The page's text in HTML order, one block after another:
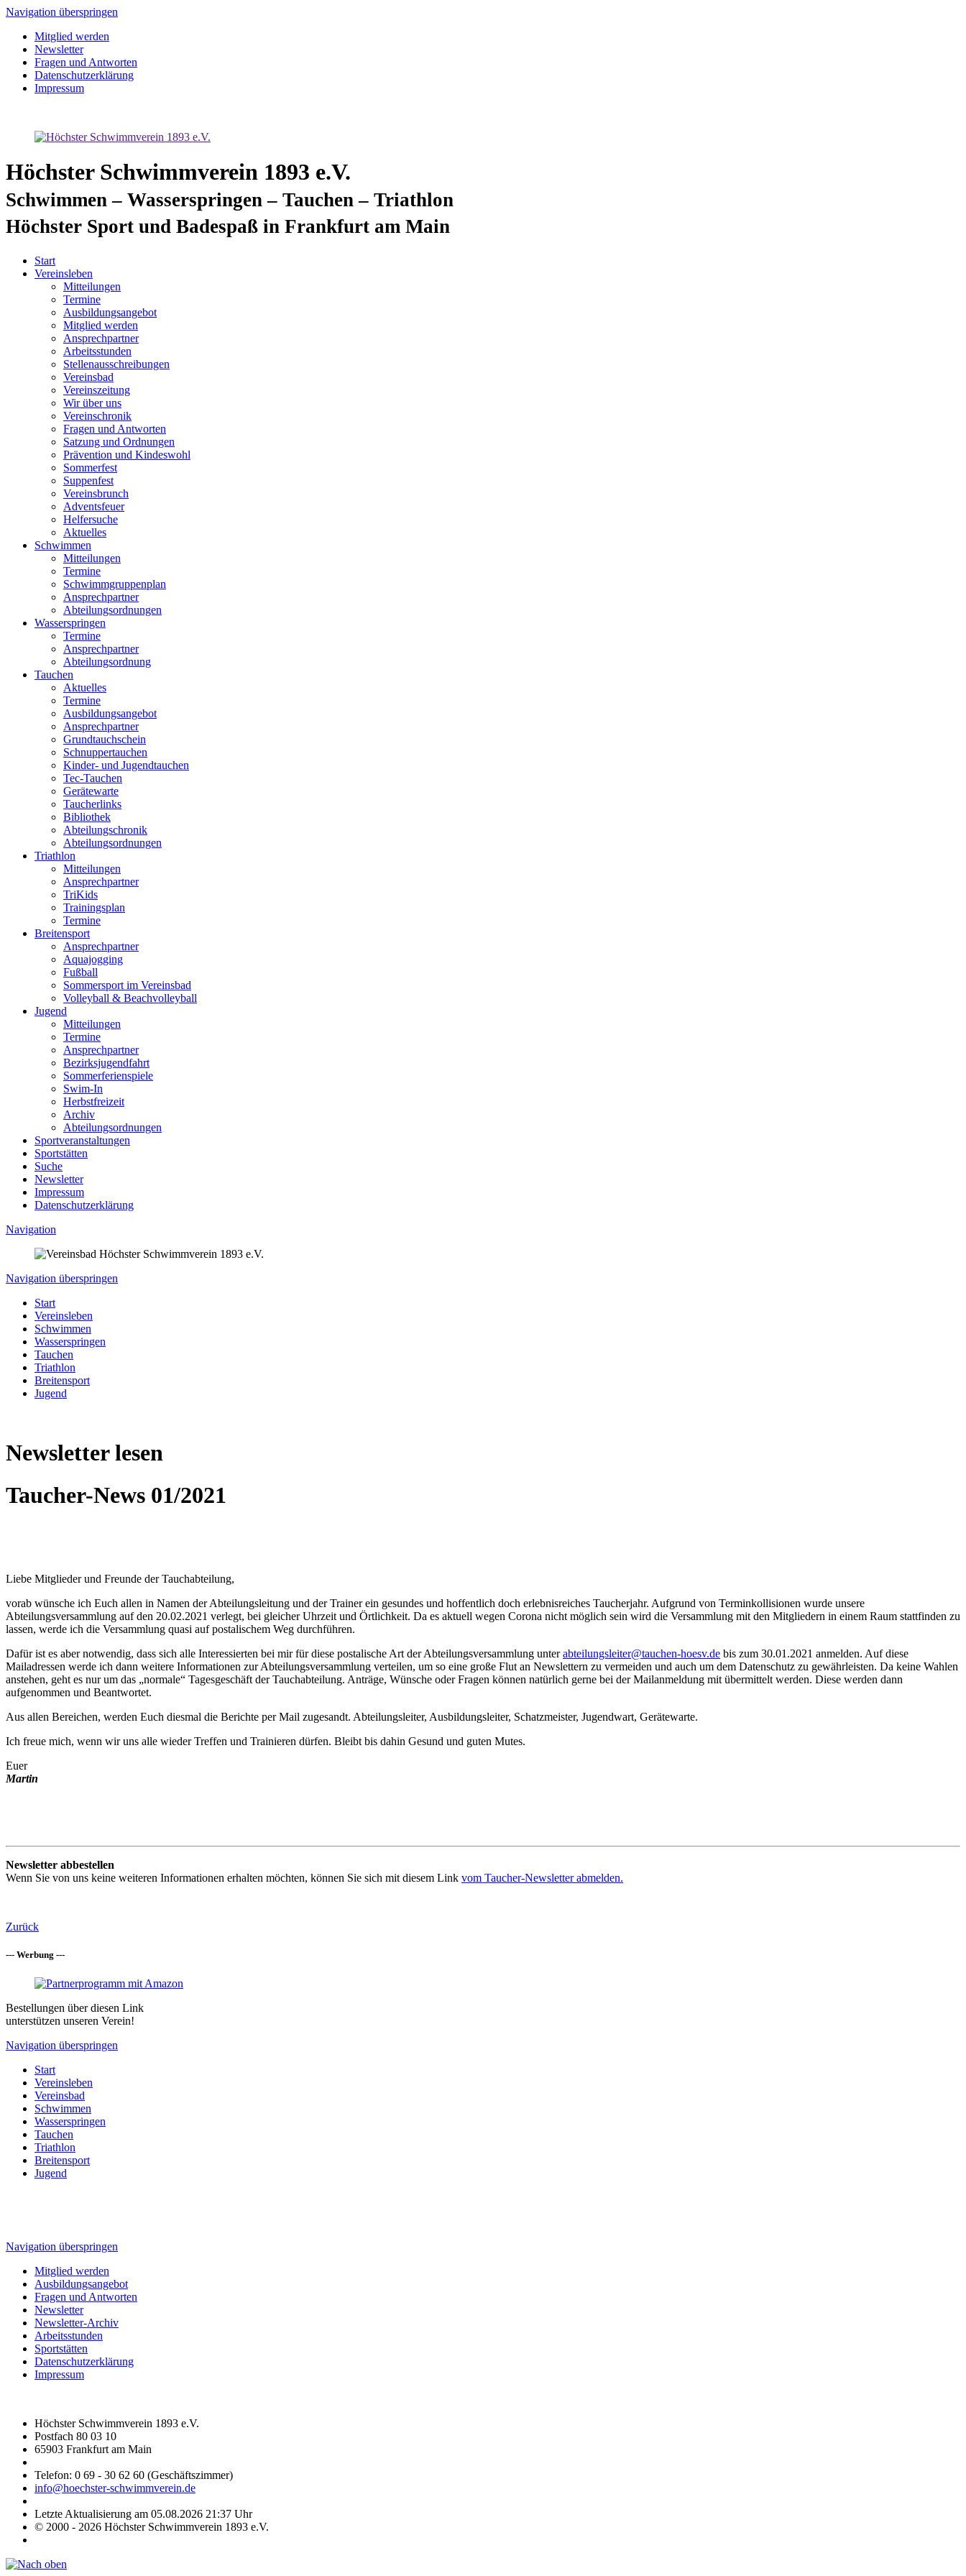
Navigation überspringen
Mitglied werden
Newsletter
Fragen und Antworten
Datenschutzerklärung
Impressum
Höchster Schwimmverein 1893 e.V.
Schwimmen – Wasserspringen – Tauchen – Triathlon
Höchster Sport und Badespaß in Frankfurt am Main
Start
Vereinsleben
Mitteilungen
Termine
Ausbildungsangebot
Mitglied werden
Ansprechpartner
Arbeitsstunden
Stellenausschreibungen
Vereinsbad
Vereinszeitung
Wir über uns
Vereinschronik
Fragen und Antworten
Satzung und Ordnungen
Prävention und Kindeswohl
Sommerfest
Suppenfest
Vereinsbrunch
Adventsfeuer
Helfersuche
Aktuelles
Schwimmen
Mitteilungen
Termine
Schwimmgruppenplan
Ansprechpartner
Abteilungsordnungen
Wasserspringen
Termine
Ansprechpartner
Abteilungsordnung
Tauchen
Aktuelles
Termine
Ausbildungsangebot
Ansprechpartner
Grundtauchschein
Schnuppertauchen
Kinder- und Jugendtauchen
Tec-Tauchen
Gerätewarte
Taucherlinks
Bibliothek
Abteilungschronik
Abteilungsordnungen
Triathlon
Mitteilungen
Ansprechpartner
TriKids
Trainingsplan
Termine
Breitensport
Ansprechpartner
Aquajogging
Fußball
Sommersport im Vereinsbad
Volleyball & Beachvolleyball
Jugend
Mitteilungen
Termine
Ansprechpartner
Bezirksjugendfahrt
Sommerferienspiele
Swim-In
Herbstfreizeit
Archiv
Abteilungsordnungen
Sportveranstaltungen
Sportstätten
Suche
Newsletter
Impressum
Datenschutzerklärung
Navigation
Navigation überspringen
Start
Vereinsleben
Schwimmen
Wasserspringen
Tauchen
Triathlon
Breitensport
Jugend
Newsletter lesen
Taucher-News 01/2021
Liebe Mitglieder und Freunde der Tauchabteilung,
vorab wünsche ich Euch allen in Namen der Abteilungsleitung und der Trainer ein gesundes und hoffentlich doch erlebnisreiches Taucherjahr. Aufgrund von Terminkollisionen wurde unsere
Abteilungsversammlung auf den 20.02.2021 verlegt, bei gleicher Uhrzeit und Örtlichkeit. Da es aktuell wegen Corona nicht möglich sein wird die Versammlung mit den Mitgliedern in einem Raum stattfinden zu
lassen, werde ich die Versammlung quasi auf postalischem Weg durchführen.
Dafür ist es aber notwendig, dass sich alle Interessierten bei mir für diese postalische Art der Abteilungsversammlung unterabteilungsleiter@tauchen-hoesv.de bis zum 30.01.2021 anmelden. Auf diese
Mailadressen werde ich dann weitere Informationen zur Abteilungsversammlung verteilen, um so eine große Flut an Newslettern zu vermeiden und auch um dem Datenschutz zu gewährleisten. Da keine Wahlen
anstehen, geht es nur um das „normale“ Tagesgeschäft der Tauchabteilung. Anträge, Wünsche oder Fragen können natürlich gerne bei der Mailanmeldung mit übermittelt werden. Diese werden dann
aufgenommen und Beantwortet.
Aus allen Bereichen, werden Euch diesmal die Berichte per Mail zugesandt. Abteilungsleiter, Ausbildungsleiter, Schatzmeister, Jugendwart, Gerätewarte.
Ich freue mich, wenn wir uns alle wieder Treffen und Trainieren dürfen. Bleibt bis dahin Gesund und guten Mutes.
Euer
Martin
Newsletter abbestellen
Wenn Sie von uns keine weiteren Informationen erhalten möchten, können Sie sich mit diesem Link vom Taucher-Newsletter abmelden.
Zurück
--- Werbung ---
Bestellungen über diesen Link
unterstützen unseren Verein!
Navigation überspringen
Start
Vereinsleben
Vereinsbad
Schwimmen
Wasserspringen
Tauchen
Triathlon
Breitensport
Jugend
Navigation überspringen
Mitglied werden
Ausbildungsangebot
Fragen und Antworten
Newsletter
Newsletter-Archiv
Arbeitsstunden
Sportstätten
Datenschutzerklärung
Impressum
Höchster Schwimmverein 1893 e.V.
Postfach 80 03 10
65903 Frankfurt am Main
Telefon: 0 69 - 30 62 60 (Geschäftszimmer)
info@hoechster-schwimmverein.de
Letzte Aktualisierung am 05.08.2026 21:37 Uhr
© 2000 - 2026 Höchster Schwimmverein 1893 e.V.